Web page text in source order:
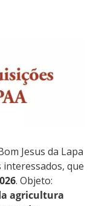
Jesus da Lapa
que
. Objeto:
agricultura